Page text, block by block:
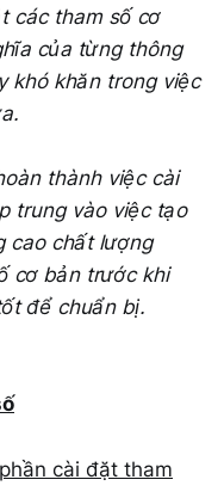
các tham số cơ
của từng thông
khó khăn trong việc
thành việc cài
trung vào việc tạo
cao chất lượng
cơ bản trước khi
để chuẩn bị.
cài đặt tham